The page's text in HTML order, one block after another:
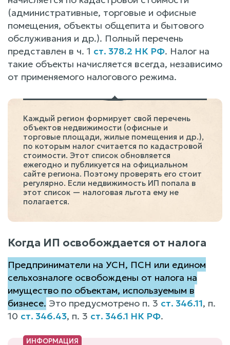
(административные, торговые и офисные
помещения, объекты общепита и бытового
обслуживания и др.). Полный перечень
представлен в ч. 1 ст. 378.2 НК РФ. Налог на
такие объекты начисляется всегда, независимо
от применяемого налогового режима.
Каждый регион формирует свой перечень
объектов недвижимости (офисные и
торговые площади, жилые помещения и др.),
по которым налог считается по кадастровой
стоимости. Этот список обновляется
ежегодно и публикуется на официальном
сайте региона. Поэтому проверять его стоит
регулярно. Если недвижимость ИП попала в
этот список — налоговая льгота ему не
полагается.
Когда ИП освобождается от налога
Предприниматели на УСН, ПСН или едином
сельхозналоге освобождены от налога на
имущество по объектам, используемым в
бизнесе. Это предусмотрено п. 3 ст. 346.11, п.
10 ст. 346.43, п. 3 ст. 346.1 НК РФ.